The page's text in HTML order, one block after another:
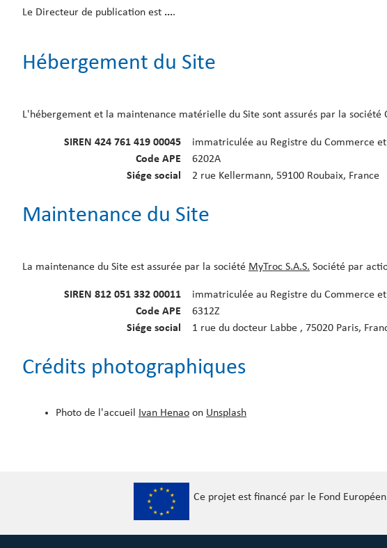
Le Directeur de publication est ....
Hébergement du Site
L'hébergement et la maintenance matérielle du Site sont assurés par la société
SIREN 424 761 419 00045
immatriculée au Registre du Commerce
Code APE
6202A
Siége social
2 rue Kellermann, 59100 Roubaix, France
Maintenance du Site
La maintenance du Site est assurée par la société MyTroc S.A.S. Société par
SIREN 812 051 332 00011
immatriculée au Registre du Commerce et
Code APE
6312Z
Siége social
1 rue du docteur Labbe , 75020 Paris,
Crédits photographiques
Photo de l'accueil Ivan Henao on Unsplash
Ce projet est financé par le Fond